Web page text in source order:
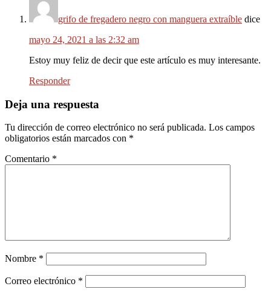
grifo de fregadero negro con manguera extraíble dice
mayo 24, 2021 a las 2:32 am
Estoy muy feliz de decir que este artículo es muy interesante.
Responder
Deja una respuesta
Tu dirección de correo electrónico no será publicada. Los campos
obligatorios están marcados con *
Comentario *
Nombre *
Correo electrónico *